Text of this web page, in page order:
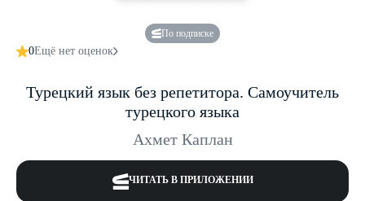
По подписке
0Ещё нет оценок
Турецкий язык без репетитора. Самоучитель
турецкого языка
Ахмет Каплан
ЧИТАТЬ В ПРИЛОЖЕНИИ